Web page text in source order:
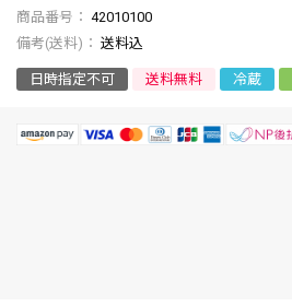
商品番号
42010100
送料込
日時指定不可 送料無料 冷蔵